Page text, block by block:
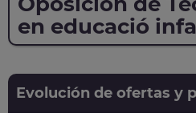
en educació
Evolución de ofertas y